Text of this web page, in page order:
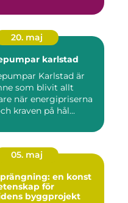
20. maj
karlstad
Karlstad är
som blivit allt
när energipriserna
kraven på hål...
05. maj
en konst
för
byggprojekt